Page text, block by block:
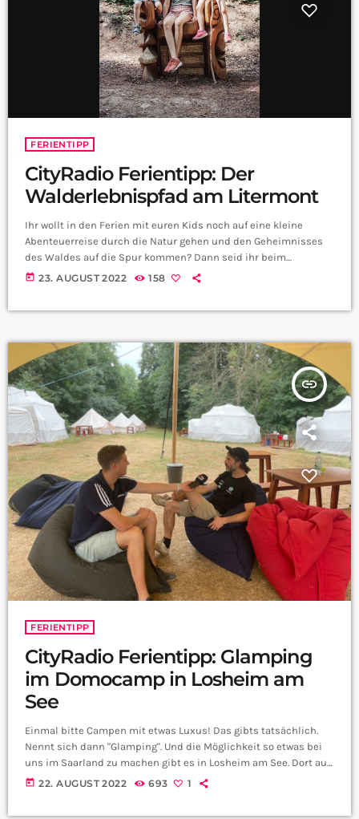
FERIENTIPP
CityRadio Ferientipp: Der
Walderlebnispfad am Litermont
Ihr wollt in den Ferien mit euren Kids noch auf eine kleine
Abenteuerreise durch die Natur gehen und den Geheimnisses
des Waldes auf die Spur kommen? Dann seid ihr beim
Walderlebnispfad am Litermont genau richtig. Was ihr auf dem
today 23. AUGUST 2022 158
insert_link
FERIENTIPP
CityRadio Ferientipp: Glamping
im Domocamp in Losheim am
See
Einmal bitte Campen mit etwas Luxus! Das gibts tatsächlich.
Nennt sich dann "Glamping". Und die Möglichkeit so etwas bei
uns im Saarland zu machen gibt es in Losheim am See. Dort auf
dem Campingplatz steht das Domocamp. Das besteht aus
today 22. AUGUST 2022 693 1